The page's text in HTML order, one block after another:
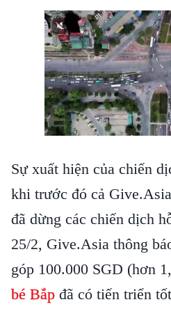
Sự xuất hiện của chiến
khi trước đó cả
đã dừng các chiến dịch
25/2, Give.Asia thông
góp 100.000 SGD (hơn
bé Bắp đã có tiến triển